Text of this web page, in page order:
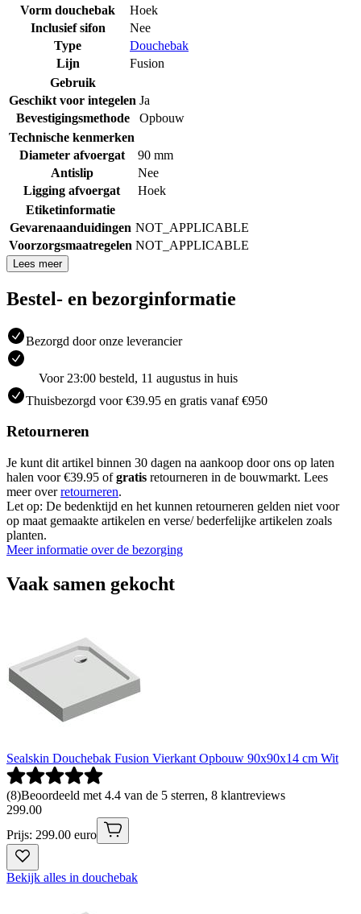
Vorm douchebak
Hoek
Inclusief sifon
Nee
Type
Douchebak
Lijn
Fusion
Gebruik
Geschikt voor integelen Ja
Bevestigingsmethode
Opbouw
Technische kenmerken
Diameter afvoergat
90 mm
Antislip
Nee
Ligging afvoergat
Hoek
Etiketinformatie
Gevarenaanduidingen NOT_APPLICABLE
Voorzorgsmaatregelen NOT_APPLICABLE
Lees meer
Bestel- en bezorginformatie
Bezorgd door onze leverancier
Voor 23:00 besteld, 11 augustus in huis
Thuisbezorgd voor €39.95 en gratis vanaf €950
Retourneren
Je kunt dit artikel binnen 30 dagen na aankoop door ons op laten
halen voor €39.95 ofgratis retourneren in de bouwmarkt. Lees
meer overretourneren.
Let op: De bedenktijd en het kunnen retourneren gelden niet voor
op maat gemaakte artikelen en verse/ bederfelijke artikelen zoals
planten.
Meer informatie over de bezorging
Vaak samen gekocht
Sealskin Douchebak Fusion Vierkant Opbouw 90x90x14 cm Wit
(8)Beoordeeld met 4.4 van de 5 sterren, 8 klantreviews
299.00
Prijs: 299.00 euro
Bekijk alles in douchebak